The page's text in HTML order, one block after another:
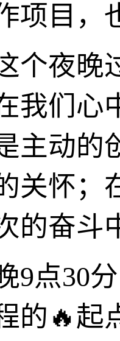
项目，
个夜晚
我们心
主动的
关怀；
的奋斗
9点30
的🔥起